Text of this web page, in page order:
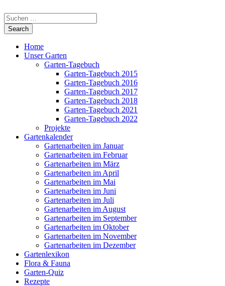
Home
Unser Garten
Garten-Tagebuch
Garten-Tagebuch 2015
Garten-Tagebuch 2016
Garten-Tagebuch 2017
Garten-Tagebuch 2018
Garten-Tagebuch 2021
Garten-Tagebuch 2022
Projekte
Gartenkalender
Gartenarbeiten im Januar
Gartenarbeiten im Februar
Gartenarbeiten im März
Gartenarbeiten im April
Gartenarbeiten im Mai
Gartenarbeiten im Juni
Gartenarbeiten im Juli
Gartenarbeiten im August
Gartenarbeiten im September
Gartenarbeiten im Oktober
Gartenarbeiten im November
Gartenarbeiten im Dezember
Gartenlexikon
Flora & Fauna
Garten-Quiz
Rezepte